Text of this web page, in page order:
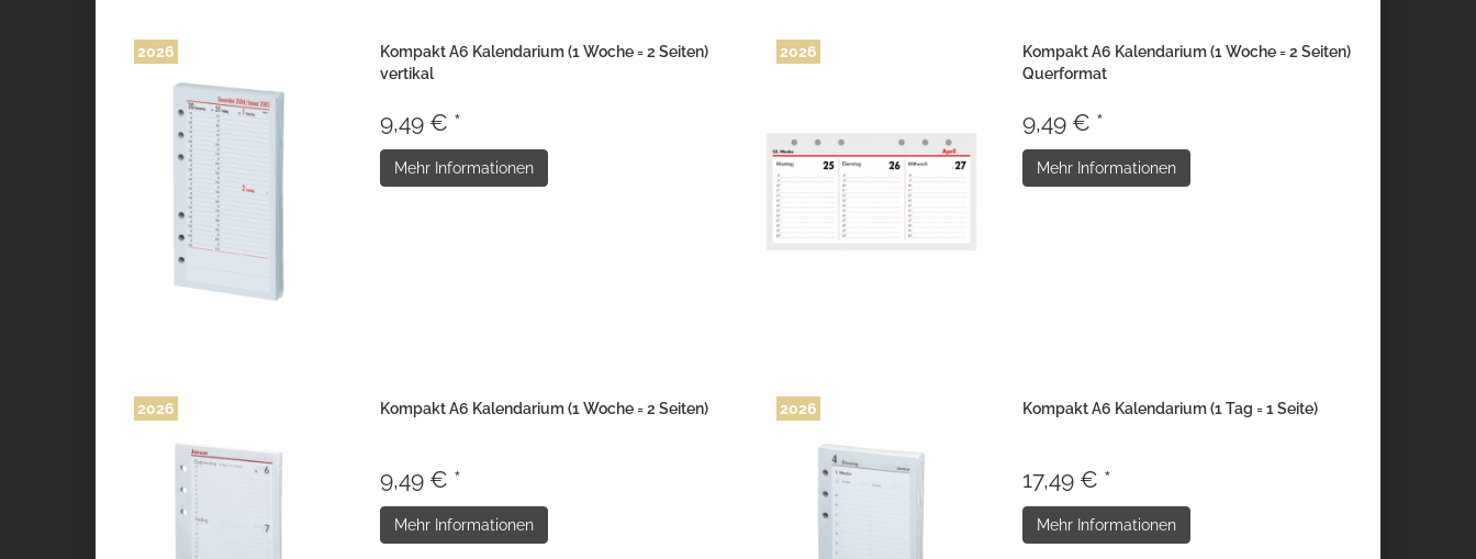
2026
Kompakt A6 Kalendarium (1 Woche = 2 Seiten)
vertikal
9,49 € *
Mehr Informationen
2026
Kompakt A6 Kalendarium (1 Woche = 2 Seiten)
Querformat
9,49 € *
Mehr Informationen
2026 Kompakt A6 Kalendarium (1 Woche = 2 Seiten)
9,49 € *
Mehr Informationen
2026 Kompakt A6 Kalendarium (1 Tag = 1 Seite)
17,49 € *
Mehr Informationen